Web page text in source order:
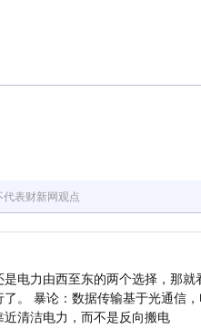
表财新网观点
电力由西至东的两个选择，那
。 暴论：数据传输基于光通信
近清洁电力，而不是反向搬电